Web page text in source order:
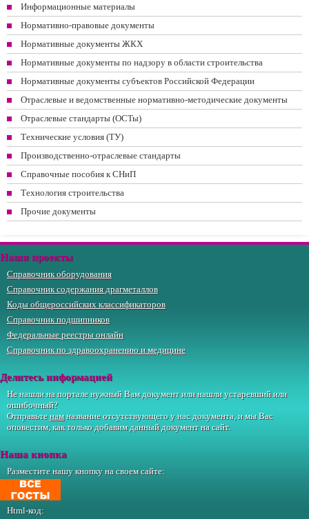
Информационные материалы
Нормативно-правовые документы
Нормативные документы ЖКХ
Нормативные документы по надзору в области строительства
Нормативные документы субъектов Российской Федерации
Отраслевые и ведомственные нормативно-методические документы
Отраслевые стандарты (ОСТы)
Технические условия (ТУ)
Производственно-отраслевые стандарты
Справочные пособия к СНиП
Технология строительства
Прочие документы
Наши проекты
Справочник оборудования
Справочник содержания драгметаллов
Коды общероссийских классификаторов
Справочник подшипников
Федеральные реестры онлайн
Справочник по здравоохранению и медицине
Делитесь информацией
Не нашли на портале нужный Вам документ или нашли устаревший или
ошибочный?
Отправьтенамназвание отсутствующего у нас документа, и мы Вас
оповестим, как только добавим данный документ на сайт.
Наша кнопка
Разместите нашу кнопку на своем сайте:
Html-код: